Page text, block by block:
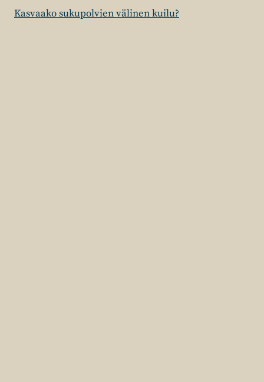
Kasvaako sukupolvien välinen kuilu?